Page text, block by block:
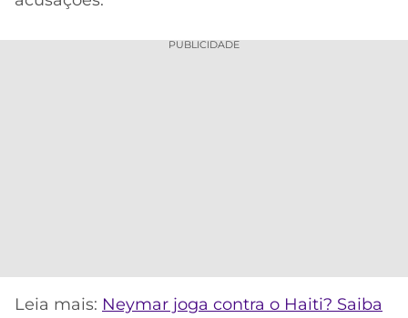
PUBLICIDADE
Leia mais: Neymar joga contra o Haiti? Saiba